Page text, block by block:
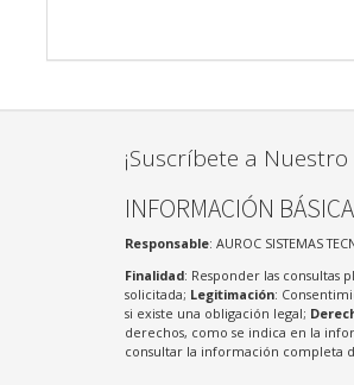
¡Suscríbete a
INFORMACIÓN
Responsable: AUROC SISTEMAS
Finalidad: Responder las consultas
solicitada; Legitimación:
si existe una obligación legal;
derechos, como se indica en la
consultar la información completa